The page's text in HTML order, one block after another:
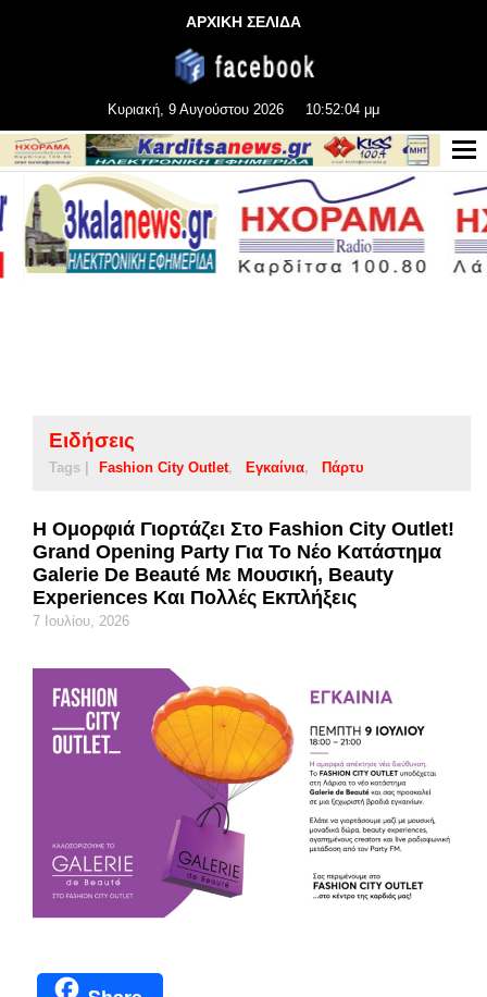
ΑΡΧΙΚΗ ΣΕΛΙΔΑ
Κυριακή, 9 Αυγούστου 2026 10:52:05 μμ
Ειδήσεις
Tags | Fashion City Outlet Εγκαίνια Πάρτυ
Η Ομορφιά Γιορτάζει Στο Fashion City Outlet!
Grand Opening Party Για Το Νέο Κατάστημα
Galerie De Beauté Με Μουσική, Beauty
Experiences Και Πολλές Εκπλήξεις
7 Ιουλίου, 2026